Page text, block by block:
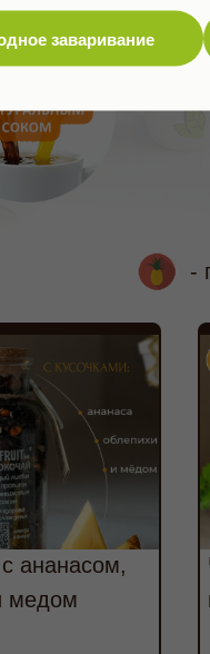
заваривание
-
ананасом,
медом